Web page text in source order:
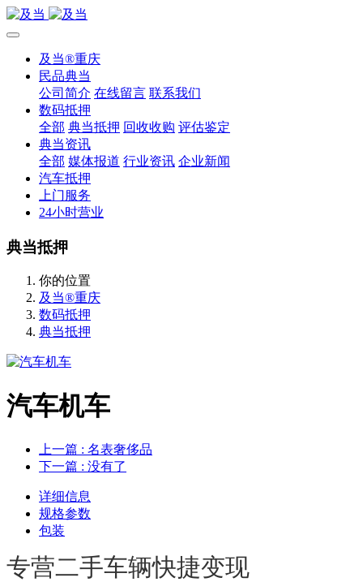
及当®重庆
民品典当
公司简介 在线留言 联系我们
数码抵押
全部 典当抵押 回收收购 评估鉴定
典当资讯
全部 媒体报道 行业资讯 企业新闻
汽车抵押
上门服务
24小时营业
典当抵押
你的位置
及当®重庆
数码抵押
典当抵押
汽车机车
上一篇 : 名表奢侈品
下一篇 : 没有了
详细信息
规格参数
包装
专营二手车辆快捷变现